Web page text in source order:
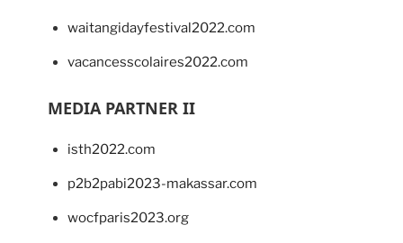
waitangidayfestival2022.com
vacancesscolaires2022.com
MEDIA PARTNER II
isth2022.com
p2b2pabi2023-makassar.com
wocfparis2023.org